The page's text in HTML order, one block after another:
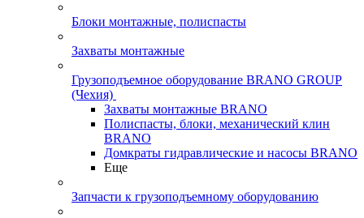
Блоки монтажные, полиспасты
Захваты монтажные
Грузоподъемное оборудование BRANO GROUP
(Чехия)
Захваты монтажные BRANO
Полиспасты, блоки, механический клин
BRANO
Домкраты гидравлические и насосы BRANO
Еще
Запчасти к грузоподъемному оборудованию